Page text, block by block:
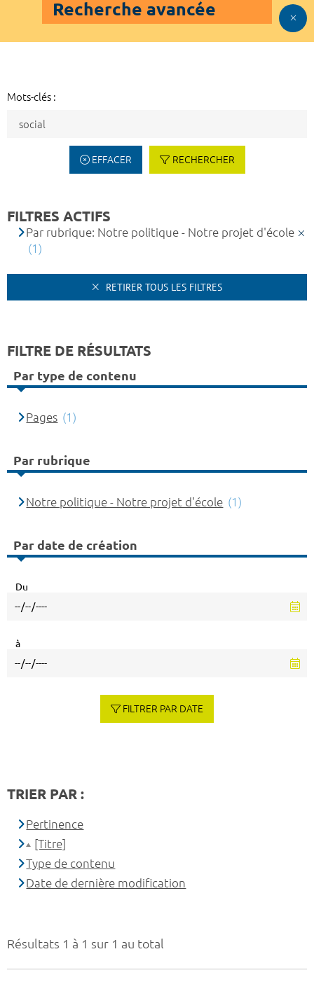
Recherche avancée
Mots-clés :
EFFACER RECHERCHER
Résultats 1 à 1 sur 1 au total
FILTRES ACTIFS
Par rubrique: Notre politique - Notre projet d'école
(1)
RETIRER TOUS LES FILTRES
FILTRE DE RÉSULTATS
Par type de contenu
Pages (1)
Par rubrique
Notre politique - Notre projet d'école (1)
Par date de création
Du
à
FILTRER PAR DATE
TRIER PAR :
Pertinence
[Titre]
Type de contenu
Date de dernière modification